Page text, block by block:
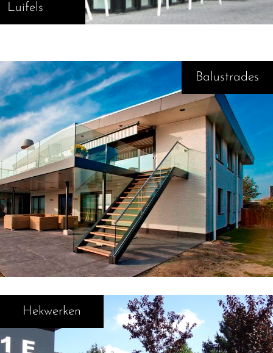
Luifels
Balustrades
Hekwerken